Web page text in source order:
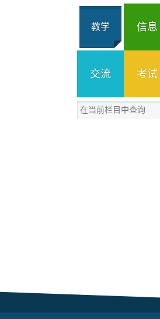
教学 信息
交流 考试